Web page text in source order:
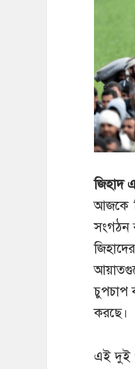
জিহাদ
আজকে
সংগঠন
চুপচাপ
করছে।
এই দুই